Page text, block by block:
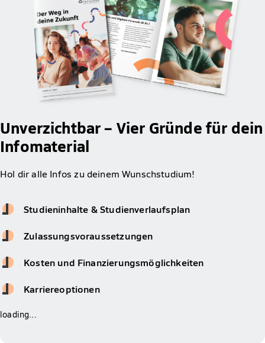
Unverzichtbar – Vier Gründe für dein
Infomaterial
Hol dir alle Infos zu deinem Wunschstudium!
Studieninhalte & Studienverlaufsplan
Zulassungsvoraussetzungen
Kosten und Finanzierungsmöglichkeiten
Karriereoptionen
loading...